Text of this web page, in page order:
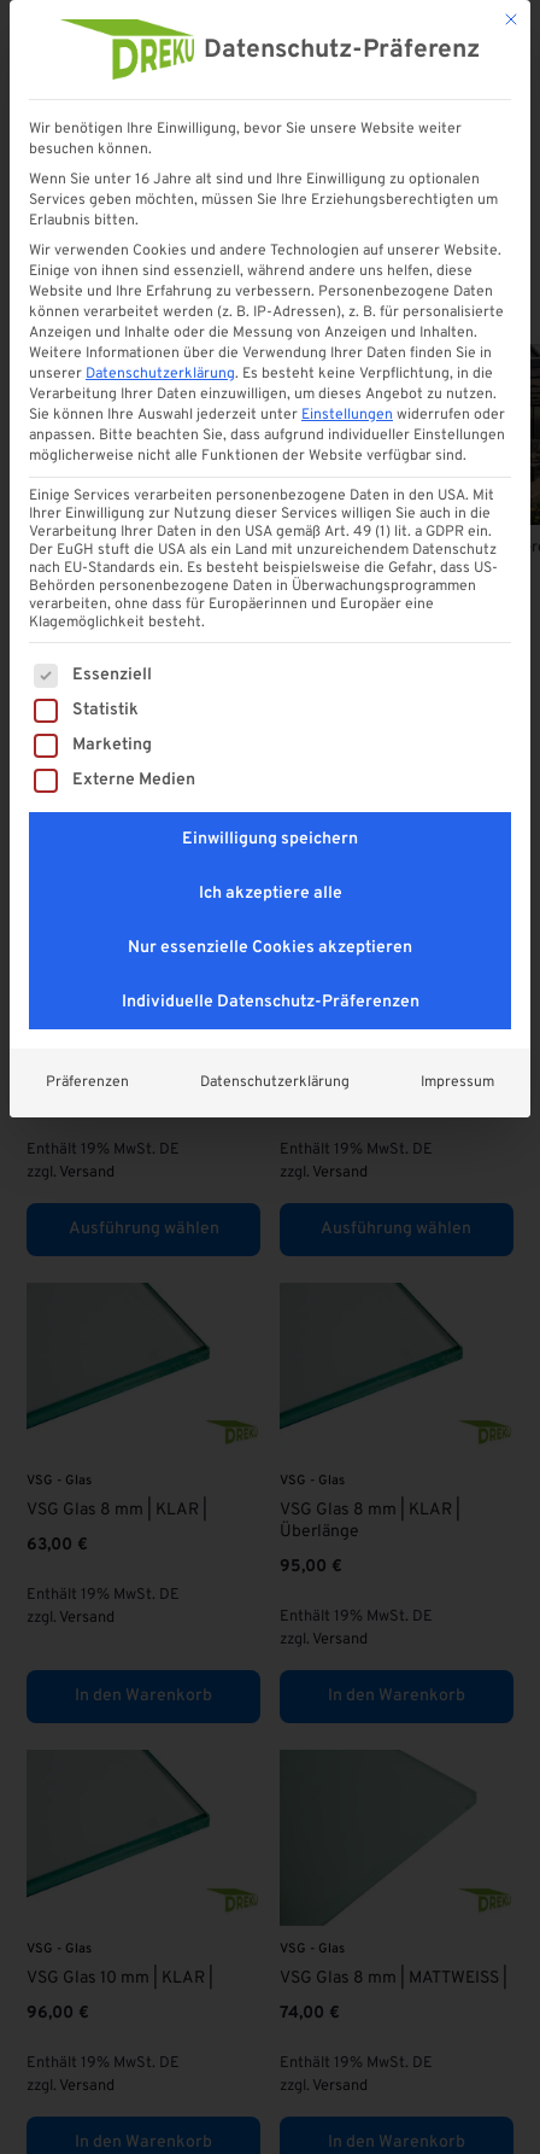
carport
ALLE
Alle Produkte ansehen Terrassendach-Konfigurator
Unsere Produkt-Highlights
Entdecken Sie die neuesten Lösungen für Ihr Zuhause
– modern, funktional und individuell konfigurierbar.
Enthält 19% MwSt. DE
zzgl. Versand
Ausführung wählen
Enthält 19% MwSt. DE
zzgl. Versand
Ausführung wählen
VSG - Glas
VSG Glas 8 mm | KLAR |
63,00 €
Enthält 19% MwSt. DE
zzgl. Versand
In den Warenkorb
VSG - Glas
VSG Glas 8 mm | KLAR |
Überlänge
95,00 €
Enthält 19% MwSt. DE
zzgl. Versand
In den Warenkorb
VSG - Glas
VSG Glas 10 mm | KLAR |
96,00 €
Enthält 19% MwSt. DE
zzgl. Versand
In den Warenkorb
VSG - Glas
VSG Glas 8 mm | MATTWEISS |
74,00 €
Enthält 19% MwSt. DE
zzgl. Versand
In den Warenkorb
Mit
Datenschutz-Präferenz
Wir benötigen Ihre Einwilligung, bevor Sie unsere Website weiter
besuchen können.
Wenn Sie unter 16 Jahre alt sind und Ihre Einwilligung zu optionalen
Services geben möchten, müssen Sie Ihre Erziehungsberechtigten um
Erlaubnis bitten.
Wir verwenden Cookies und andere Technologien auf unserer Website.
Einige von ihnen sind essenziell, während andere uns helfen, diese
Website und Ihre Erfahrung zu verbessern. Personenbezogene Daten
können verarbeitet werden (z. B. IP-Adressen), z. B. für personalisierte
Anzeigen und Inhalte oder die Messung von Anzeigen und Inhalten.
Weitere Informationen über die Verwendung Ihrer Daten finden Sie in
unserer Datenschutzerklärung. Es besteht keine Verpflichtung, in die
Verarbeitung Ihrer Daten einzuwilligen, um dieses Angebot zu nutzen.
Sie können Ihre Auswahl jederzeit unter Einstellungen widerrufen oder
anpassen. Bitte beachten Sie, dass aufgrund individueller Einstellungen
möglicherweise nicht alle Funktionen der Website verfügbar sind.
Einige Services verarbeiten personenbezogene Daten in den USA. Mit
Ihrer Einwilligung zur Nutzung dieser Services willigen Sie auch in die
Verarbeitung Ihrer Daten in den USA gemäß Art. 49 (1) lit. a GDPR ein.
Der EuGH stuft die USA als ein Land mit unzureichendem Datenschutz
nach EU-Standards ein. Es besteht beispielsweise die Gefahr, dass US-
Behörden personenbezogene Daten in Überwachungsprogrammen
verarbeiten, ohne dass für Europäerinnen und Europäer eine
Klagemöglichkeit besteht.
Es folgt eine Liste der Service-Gruppen, für die eine
Essenziell
Statistik
Marketing
Externe Medien
Einwilligung speichern
Ich akzeptiere alle
Nur essenzielle Cookies akzeptieren
Individuelle Datenschutz-Präferenzen
Präferenzen Datenschutzerklärung Impressum